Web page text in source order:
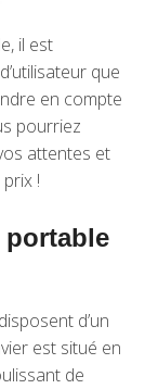
il est
que
en compte
pourriez
attentes et
!
portable
d’un
est situé en
de